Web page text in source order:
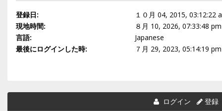
登録日:
１０月 04, 2015, 03:12:22
現地時間:
８月 10, 2026, 07:33:48 pm
言語:
Japanese
最後にログインした時:
７月 29, 2023, 05:14:19 pm
ログイン 登録